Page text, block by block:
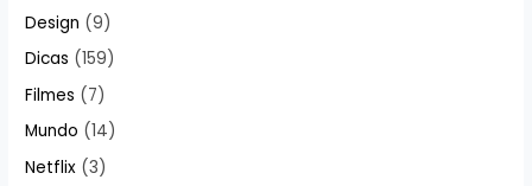
Design (9)
Dicas (159)
Filmes (7)
Mundo (14)
Netflix (3)